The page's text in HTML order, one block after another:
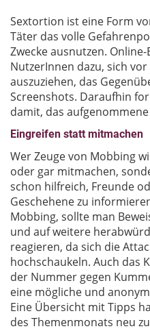
Sextortion ist eine Form
Täter das volle
Zwecke ausnutzen.
NutzerInnen dazu, sich
auszuziehen, das
Screenshots. Daraufhin
damit, das
Eingreifen statt mitmachen
Wer Zeuge von Mobbing
oder gar mitmachen,
schon hilfreich, Freunde
Geschehene zu
Mobbing, sollte man
und auf weitere
reagieren, da sich die
hochschaukeln. Auch das
der Nummer gegen
eine mögliche und
Eine Übersicht mit Tipps
des Themenmonats neu